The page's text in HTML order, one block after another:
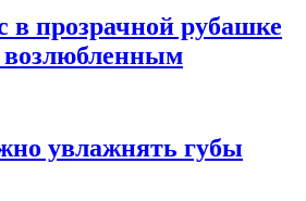
в прозрачной рубашке
возлюбленным
увлажнять губы